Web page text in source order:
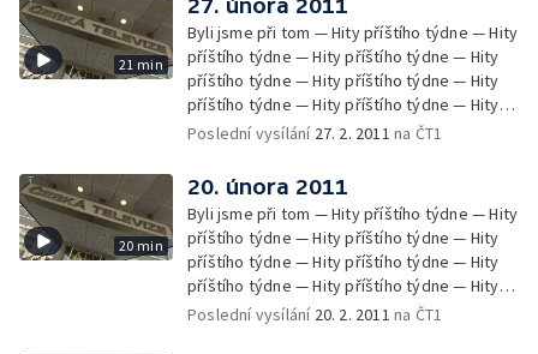
21 min
27. února 2011
Byli jsme při tom — Hity příštího týdne — Hity
příštího týdne — Hity příštího týdne — Hity
příštího týdne — Hity příštího týdne — Hity
příštího týdne — Hity příštího týdne — Hity
příštího týdne — Hity příštího týdne
Poslední vysílání 27. 2. 2011 na ČT1
20 min
20. února 2011
Byli jsme při tom — Hity příštího týdne — Hity
příštího týdne — Hity příštího týdne — Hity
příštího týdne — Hity příštího týdne — Hity
příštího týdne — Hity příštího týdne — Hity
příštího týdne — Hity příštího týdne — Hity
Poslední vysílání 20. 2. 2011 na ČT1